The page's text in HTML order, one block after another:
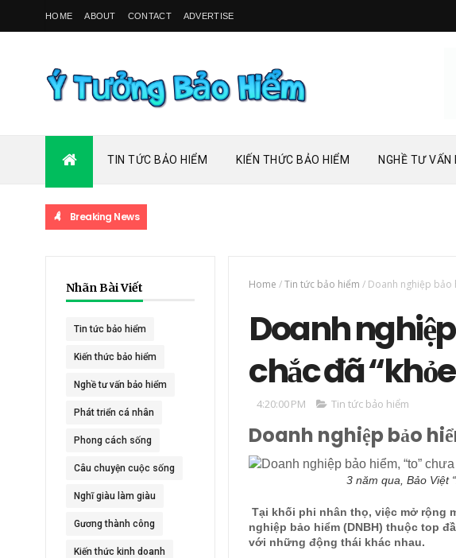
HOME ABOUT CONTACT ADVERTISE
TIN TỨC BẢO HIỂM KIẾN THỨC BẢO HIỂM NGHỀ TƯ VẤN
Breaking News
Nhãn Bài Viết
Tin tức bảo hiểm
Kiến thức bảo hiểm
Nghề tư vấn bảo hiểm
Phát triển cá nhân
Phong cách sống
Câu chuyện cuộc sống
Nghĩ giàu làm giàu
Gương thành công
Kiến thức kinh doanh
Home /Tin tức bảo hiểm / Doanh nghiệp bảo
Doanh
chắc đã
4:20:00 PM Tin tức bảo hiểm
Doanh nghiệp bảo
3 năm qua, Bảo Việt
Tại khối phi nhân thọ, việc mở rộng
nghiệp bảo hiểm (DNBH) thuộc top
với những động thái khác nhau.